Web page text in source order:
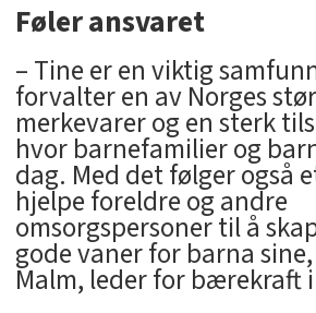
Føler ansvaret
– Tine er en viktig
forvalter en av Norges
merkevarer og en sterk
hvor barnefamilier og
dag. Med det følger også
hjelpe foreldre og andre
omsorgspersoner til å
gode vaner for barna
Malm, leder for bærekraft